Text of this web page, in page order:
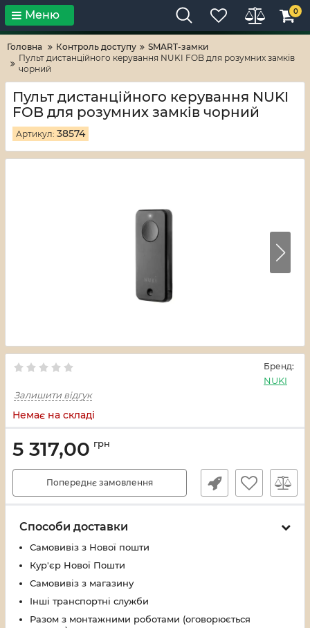
Тільки високі технології! RV-ZAFT
Меню 0
Головна Контроль доступу
SMART-замки
Пульт дистанційного керування NUKI FOB для розумних замків
чорний
Пульт дистанційного керування NUKI
FOB для розумних замків чорний
Артикул: 38574
Бренд:
NUKI
Залишити відгук
Немає на складі
5 317,00 грн
Попереднє замовлення
Способи доставки
Самовивіз з Нової пошти
Кур'єр Нової Пошти
Самовивіз з магазину
Інші транспортні служби
Разом з монтажними роботами (оговорюється